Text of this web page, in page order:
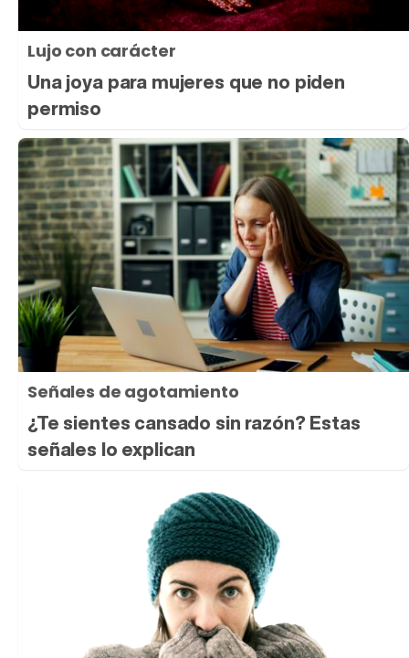
Lujo con carácter
Una joya para mujeres que no piden
permiso
Señales de agotamiento
¿Te sientes cansado sin razón? Estas
señales lo explican